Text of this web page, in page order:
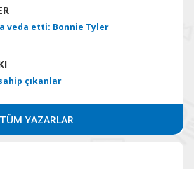
veda etti: Bonnie Tyler
çıkanlar
TÜM YAZARLAR